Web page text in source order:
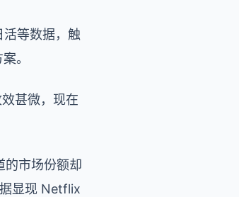
等数据，触
。
甚微，现在
的市场份额却
显现 Netflix